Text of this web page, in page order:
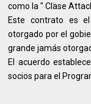
como la " Clase
Este contrato es
otorgado por el
grande jamás
El acuerdo
socios para el